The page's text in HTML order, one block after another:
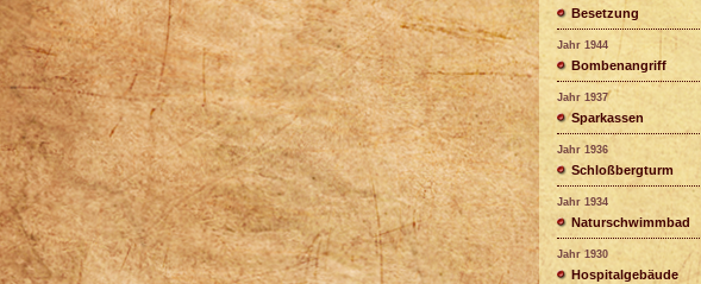
Besetzung
Jahr 1944
Bombenangriff
Jahr 1937
Sparkassen
Jahr 1936
Schloßbergturm
Jahr 1934
Naturschwimmbad
Jahr 1930
Hospitalgebäude